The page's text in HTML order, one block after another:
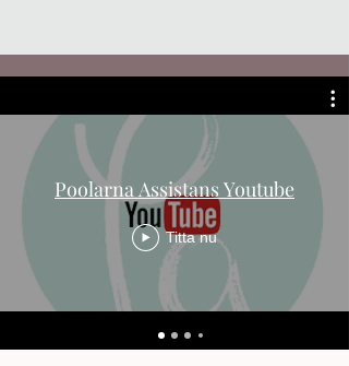
Poolarna Assistans Youtube
Titta nu